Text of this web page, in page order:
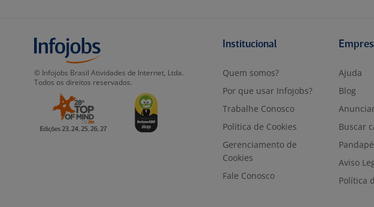
© Infojobs Brasil Atividades de Internet, Ltda.
Todos os direitos reservados.
Institucional
Quem somos?
Por que usar Infojobs?
Trabalhe Conosco
Política de Cookies
Gerenciamento de
Cookies
Fale Conosco
Ajuda
Blog
Buscar
Pandapé
Aviso
Política